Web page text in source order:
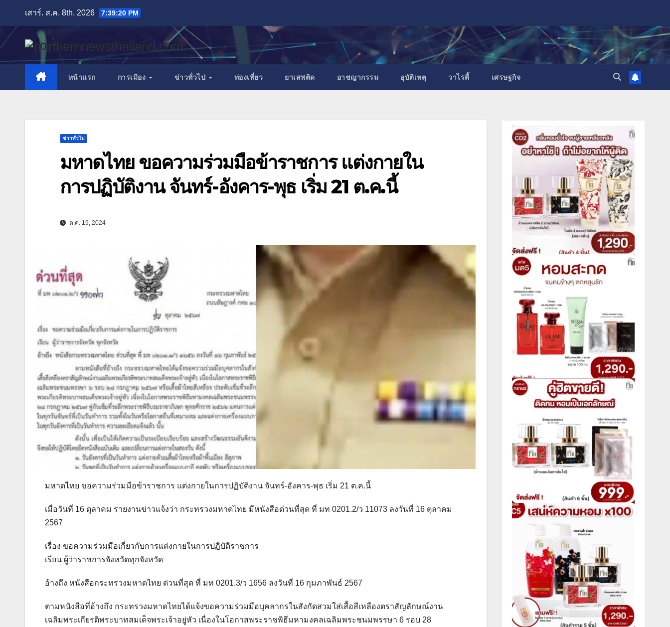
content
เสาร์. ส.ค. 8th, 2026 7:39:21 PM
หน้าแรก การเมือง ข่าวทั่วไป ท่องเที่ยว ยาเสพติด อาชญากรรม อุบัติเหตุ วาไรตี้ เศรษฐกิจ
ข่าวทั่วไป
มหาดไทย ขอความร่วมมือข้าราชการ แต่งกายใน
การปฏิบัติงาน จันทร์-อังคาร-พุธ เริ่ม 21 ต.ค.นี้
ต.ค. 19, 2024
มหาดไทย ขอความร่วมมือข้าราชการ แต่งกายในการปฏิบัติงาน จันทร์-อังคาร-พุธ เริ่ม 21 ต.ค.นี้
เมื่อวันที่ 16 ตุลาคม รายงานข่าวแจ้งว่า กระทรวงมหาดไทย มีหนังสือด่วนที่สุด ที่ มท 0201.2/ว 11073 ลงวันที่ 16 ตุลาคม
2567
เรื่อง ขอความร่วมมือเกี่ยวกับการแต่งกายในการปฏิบัติราชการ
เรียน ผู้ว่าราชการจังหวัดทุกจังหวัด
อ้างถึง หนังสือกระทรวงมหาดไทย ด่วนที่สุด ที่ มท 0201.3/ว 1656 ลงวันที่ 16 กุมภาพันธ์ 2567
ตามหนังสือที่อ้างถึง กระทรวงมหาดไทยได้แจ้งขอความร่วมมือบุคลากรในสังกัดสวมใส่เสื้อสีเหลืองตราสัญลักษณ์งาน
เฉลิมพระเกียรติพระบาทสมเด็จพระเจ้าอยู่หัว เนื่องในโอกาสพระราชพิธีมหามงคลเฉลิมพระชนมพรรษา 6 รอบ 28